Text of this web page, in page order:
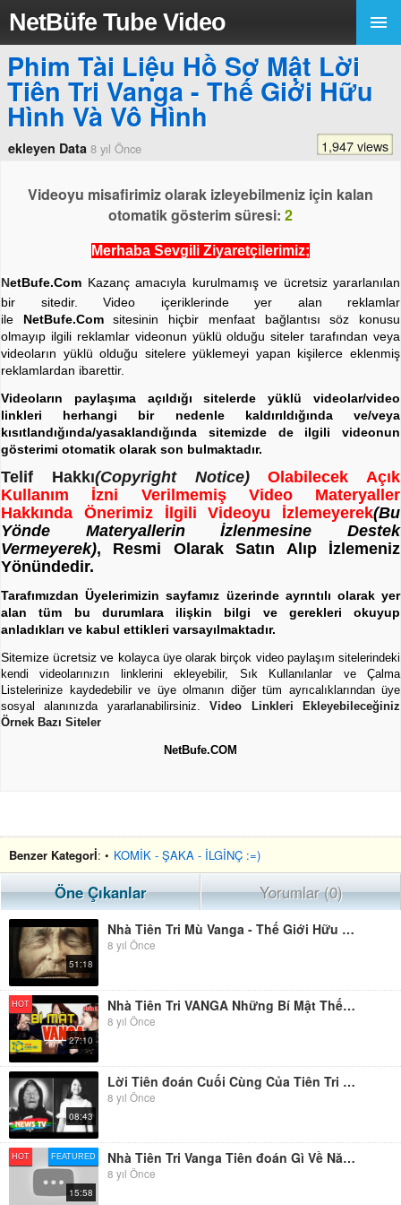
NetBüfe Tube Video
Phim Tài Liệu Hồ Sơ Mật Lời
Tiên Tri Vanga - Thế Giới Hữu
Hình Và Vô Hình
ekleyen Data 8 yıl Önce 1,947 views
Videoyu misafirimiz olarak izleyebilmeniz için kalan
otomatik gösterim süresi: 2
Merhaba Sevgili Ziyaretçilerimiz;
NetBufe.Com Kazanç amacıyla kurulmamış ve ücretsiz yararlanılan
bir sitedir. Video içeriklerinde yer alan reklamlar
ile NetBufe.Comsitesinin hiçbir menfaat bağlantısı söz konusu
olmayıp ilgili reklamlar videonun yüklü olduğu siteler tarafından veya
videoların yüklü olduğu sitelere yüklemeyi yapan kişilerce eklenmiş
reklamlardan ibarettir.
Videoların paylaşıma açıldığı sitelerde yüklü videolar/video
linkleri herhangi bir nedenle kaldırıldığında ve/veya
kısıtlandığında/yasaklandığında sitemizde de ilgili videonun
gösterimi otomatik olarak son bulmaktadır.
Telif Hakkı(Copyright Notice)
Olabilecek Açık
Kullanım İzni Verilmemiş Video Materyaller
Hakkında Önerimiz İlgili Videoyu İzlemeyerek(Bu
Yönde Materyallerin İzlenmesine Destek
Vermeyerek), Resmi Olarak Satın Alıp İzlemeniz
Yönündedir.
Tarafımızdan Üyelerimizin sayfamız üzerinde ayrıntılı olarak yer
alan tüm bu durumlara ilişkin bilgi ve gerekleri okuyup
anladıkları ve kabul ettikleri varsayılmaktadır.
Sitemize ücretsiz ve kolayca üye olarak birçok video paylaşım sitelerindeki
kendi videolarınızın linklerini ekleyebilir, Sık Kullanılanlar ve Çalma
Listelerinize kaydedebilir ve üye olmanın diğer tüm ayrıcalıklarından üye
sosyal alanınızda yararlanabilirsiniz.Video Linkleri Ekleyebileceğiniz
Örnek Bazı Siteler
NetBufe.COM
Benzer Kategorİ: • KOMİK - ŞAKA - İLGİNÇ :=)
Öne Çıkanlar Yorumlar (0)
51:18
Nhà Tiên Tri Mù Vanga - Thế Giới Hữu Hình Và Vô Hình
8 yıl Önce
HOT
27:10
Nhà Tiên Tri VANGA Những Bí Mật Thế Kỷ Chưa Có Lời đáp (Phần 2)
8 yıl Önce
08:43
Lời Tiên đoán Cuối Cùng Của Tiên Tri Mù Vanga Về Một Cô Gái Việt
8 yıl Önce
HOT FEATURED
15:58
Nhà Tiên Tri Vanga Tiên đoán Gì Về Năm 2018?
8 yıl Önce